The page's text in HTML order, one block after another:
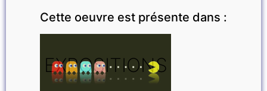
Cette oeuvre est présente dans :
EXPOSITIONS